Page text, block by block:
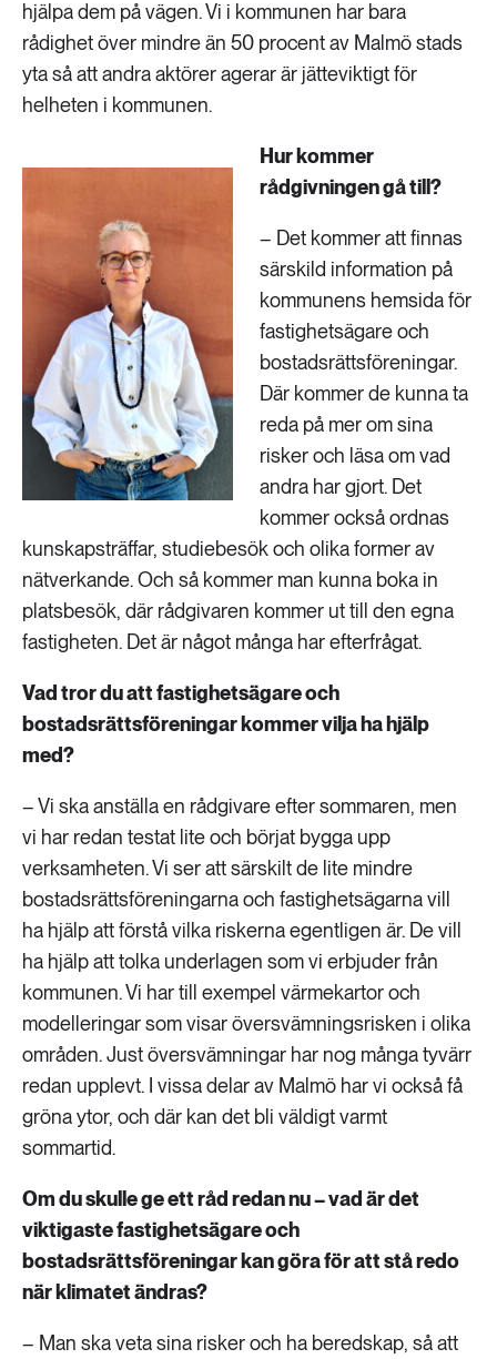
hjälpa dem på vägen. Vi i kommunen har bara
rådighet över mindre än 50 procent av Malmö stads
yta så att andra aktörer agerar är jätteviktigt för
helheten i kommunen.
Hur kommer
rådgivningen gå till?
– Det kommer att finnas
särskild information på
kommunens hemsida för
fastighetsägare och
bostadsrättsföreningar.
Där kommer de kunna ta
reda på mer om sina
risker och läsa om vad
andra har gjort. Det
kommer också ordnas
kunskapsträffar, studiebesök och olika former av
nätverkande. Och så kommer man kunna boka in
platsbesök, där rådgivaren kommer ut till den egna
fastigheten. Det är något många har efterfrågat.
Vad tror du att fastighetsägare och
bostadsrättsföreningar kommer vilja ha hjälp
med?
– Vi ska anställa en rådgivare efter sommaren, men
vi har redan testat lite och börjat bygga upp
verksamheten. Vi ser att särskilt de lite mindre
bostadsrättsföreningarna och fastighetsägarna vill
ha hjälp att förstå vilka riskerna egentligen är. De vill
ha hjälp att tolka underlagen som vi erbjuder från
kommunen. Vi har till exempel värmekartor och
modelleringar som visar översvämningsrisken i olika
områden. Just översvämningar har nog många tyvärr
redan upplevt. I vissa delar av Malmö har vi också få
gröna ytor, och där kan det bli väldigt varmt
sommartid.
Om du skulle ge ett råd redan nu – vad är det
viktigaste fastighetsägare och
bostadsrättsföreningar kan göra för att stå redo
när klimatet ändras?
– Man ska veta sina risker och ha beredskap, så att